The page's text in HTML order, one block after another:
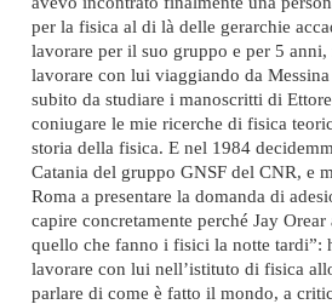
per la fisica al di là delle gerarchie
lavorare per il suo gruppo e per 5
lavorare con lui viaggiando da
subito da studiare i manoscritti di
coniugare le mie ricerche di fisica
storia della fisica. E nel 1984
Catania del gruppo GNSF del CNR, e
Roma a presentare la domanda di
capire concretamente perché Jay
quello che fanno i fisici la notte tardi”:
lavorare con lui nell’istituto di fisica
parlare di come è fatto il mondo, a